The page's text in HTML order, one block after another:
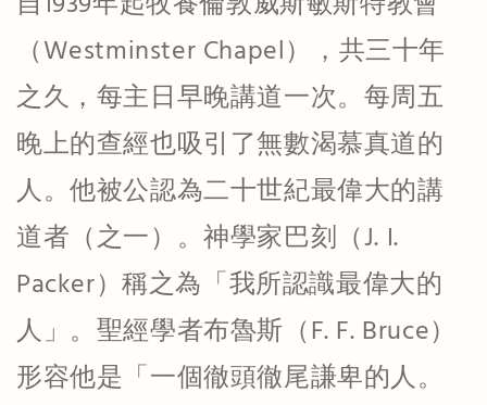
（Westminster Chapel），共三十年
之久，每主日早晚講道一次。每周五
晚上的查經也吸引了無數渴慕真道的
人。他被公認為二十世紀最偉大的講
道者（之一）。神學家巴刻（J. I.
Packer）稱之為「我所認識最偉大的
人」。聖經學者布魯斯（F. F. Bruce）
形容他是「一個徹頭徹尾謙卑的人。